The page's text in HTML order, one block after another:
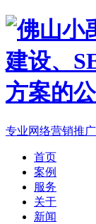
专业网络营销推广
首页
案例
服务
关于
新闻